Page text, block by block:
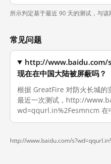
所示判定基于最近 90 天的测试，与该
常见问题
http://www.baidu.com/
现在在中国大陆被屏蔽吗？
根据 GreatFire 对防火长城的
最近一次测试，http://
wd=qqurl.in%2Fesmncm 在
http://www.baidu.com/